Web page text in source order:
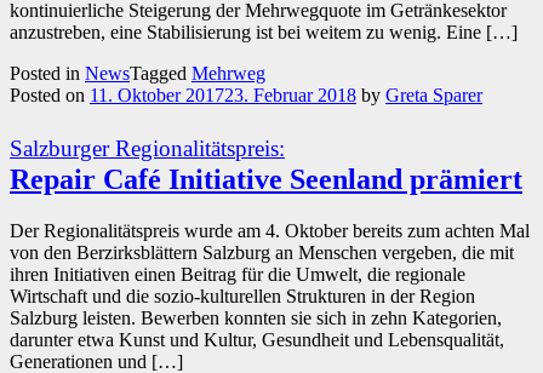
kontinuierliche Steigerung der Mehrwegquote im Getränkesektor
anzustreben, eine Stabilisierung ist bei weitem zu wenig. Eine […]
Posted in NewsTagged Mehrweg
Posted on 11. Oktober 201723. Februar 2018 by Greta Sparer
Salzburger Regionalitätspreis:
Repair Café Initiative Seenland prämiert
Der Regionalitätspreis wurde am 4. Oktober bereits zum achten Mal
von den Berzirksblättern Salzburg an Menschen vergeben, die mit
ihren Initiativen einen Beitrag für die Umwelt, die regionale
Wirtschaft und die sozio-kulturellen Strukturen in der Region
Salzburg leisten. Bewerben konnten sie sich in zehn Kategorien,
darunter etwa Kunst und Kultur, Gesundheit und Lebensqualität,
Generationen und […]